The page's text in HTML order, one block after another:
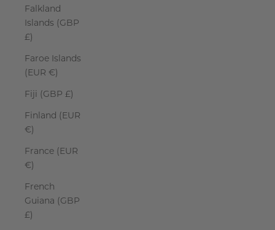
Falkland
Islands (GBP
£)
Faroe Islands
(EUR €)
Fiji (GBP £)
Finland (EUR
€)
France (EUR
€)
French
Guiana (GBP
£)